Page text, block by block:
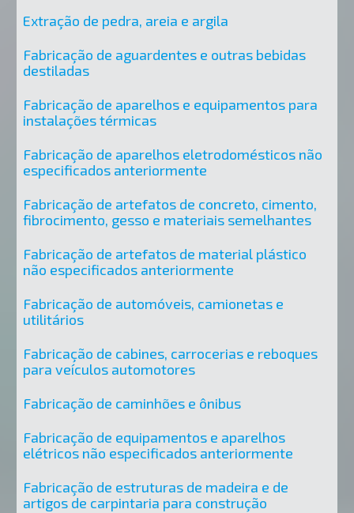
Extração de pedra, areia e argila
Fabricação de aguardentes e outras bebidas
destiladas
Fabricação de aparelhos e equipamentos para
instalações térmicas
Fabricação de aparelhos eletrodomésticos não
especificados anteriormente
Fabricação de artefatos de concreto, cimento,
fibrocimento, gesso e materiais semelhantes
Fabricação de artefatos de material plástico
não especificados anteriormente
Fabricação de automóveis, camionetas e
utilitários
Fabricação de cabines, carrocerias e reboques
para veículos automotores
Fabricação de caminhões e ônibus
Fabricação de equipamentos e aparelhos
elétricos não especificados anteriormente
Fabricação de estruturas de madeira e de
artigos de carpintaria para construção